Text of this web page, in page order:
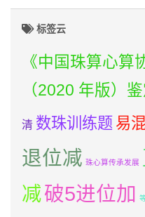
标签云
《中国珠算心算
（2020 年版）
清 数珠训练题 易
退位减 珠心算传承发展
减破5进位加